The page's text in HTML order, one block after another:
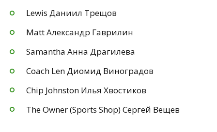
Lewis Даниил Трещов
Matt Александр Гаврилин
Samantha Анна Драгилева
Coach Len Диомид Виноградов
Chip Johnston Илья Хвостиков
The Owner (Sports Shop) Сергей Вещев